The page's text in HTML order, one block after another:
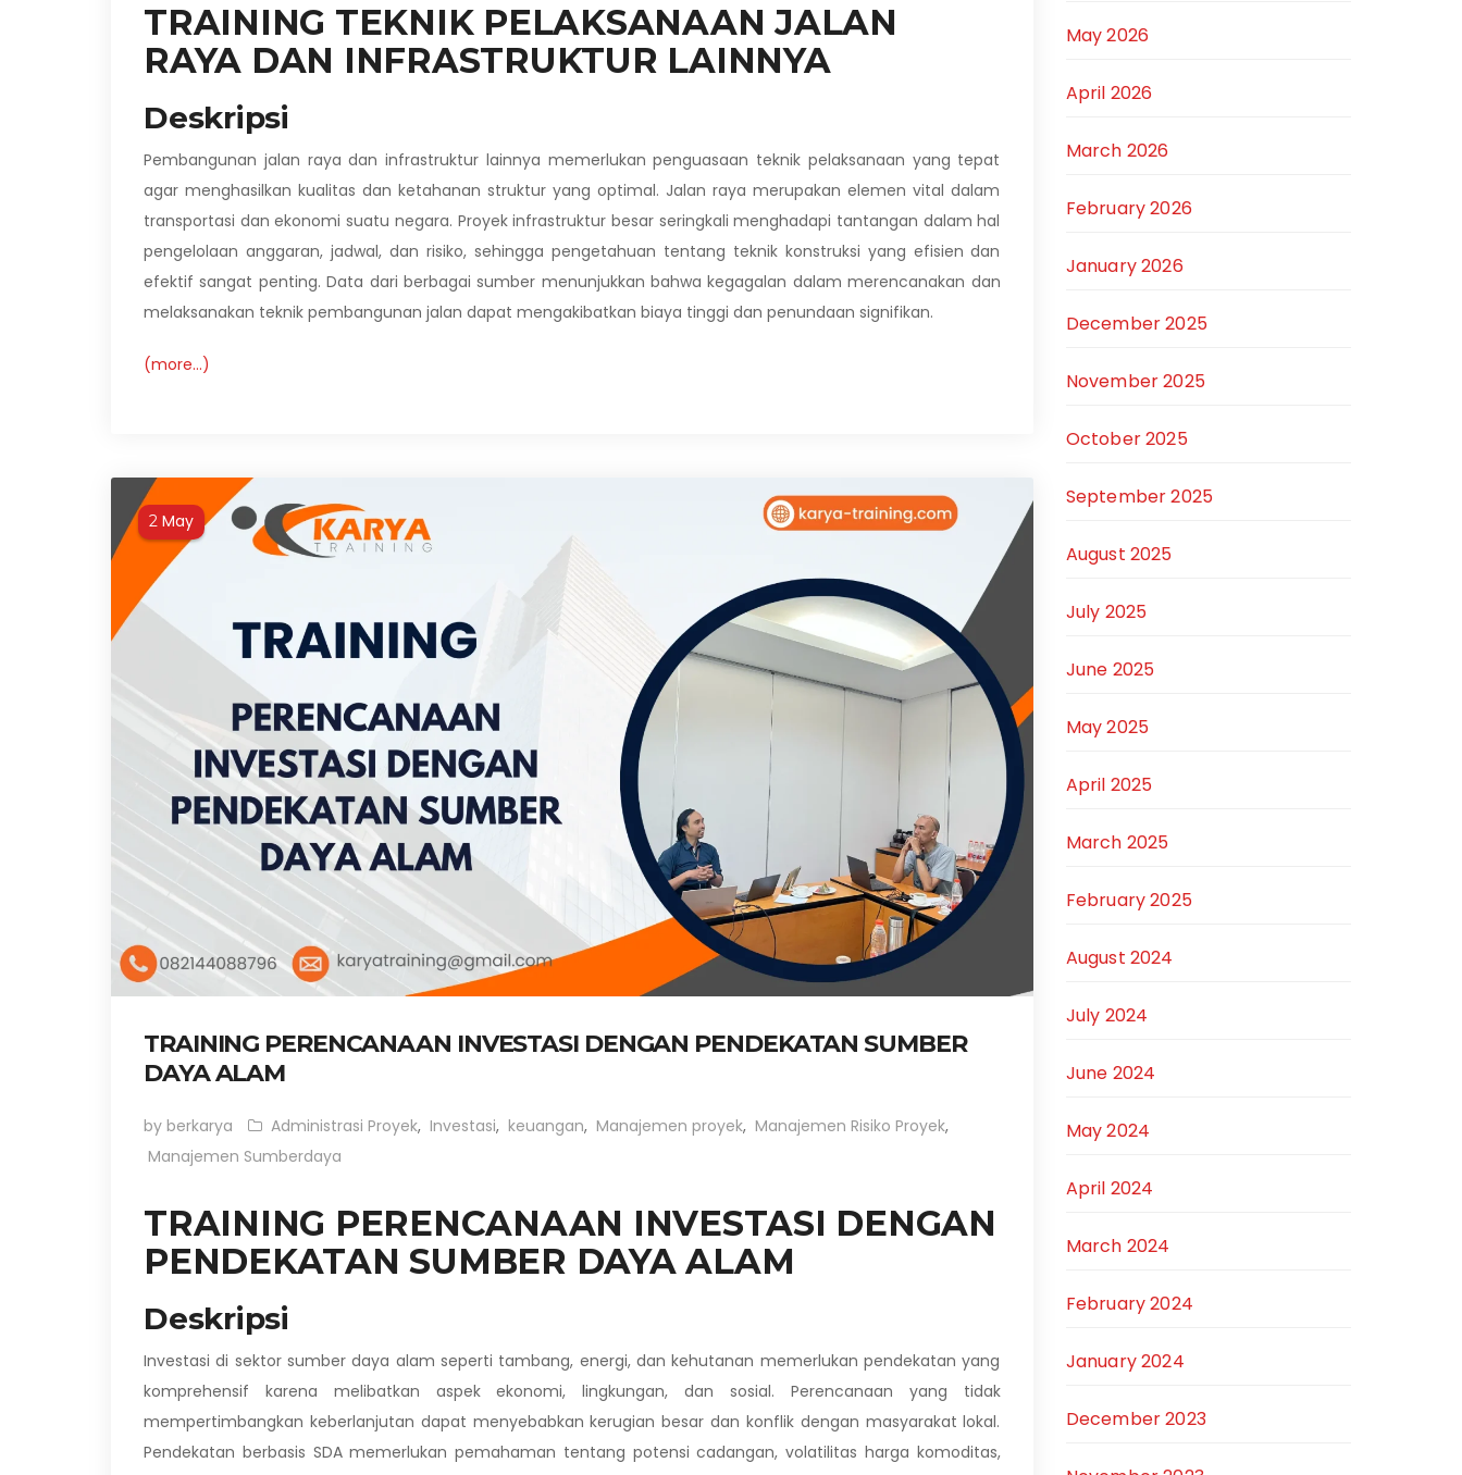
TRAINING TEKNIK PELAKSANAAN JALAN
RAYA DAN INFRASTRUKTUR LAINNYA
Deskripsi
Pembangunan jalan raya dan infrastruktur lainnya memerlukan penguasaan teknik pelaksanaan yang tepat
agar menghasilkan kualitas dan ketahanan struktur yang optimal. Jalan raya merupakan elemen vital dalam
transportasi dan ekonomi suatu negara. Proyek infrastruktur besar seringkali menghadapi tantangan dalam hal
pengelolaan anggaran, jadwal, dan risiko, sehingga pengetahuan tentang teknik konstruksi yang efisien dan
efektif sangat penting. Data dari berbagai sumber menunjukkan bahwa kegagalan dalam merencanakan dan
melaksanakan teknik pembangunan jalan dapat mengakibatkan biaya tinggi dan penundaan signifikan.
(more…)
2 May
TRAINING PERENCANAAN INVESTASI DENGAN PENDEKATAN SUMBER
DAYA ALAM
by berkarya Administrasi Proyek, Investasi, keuangan, Manajemen proyek, Manajemen Risiko Proyek,
Manajemen Sumberdaya
TRAINING PERENCANAAN INVESTASI DENGAN
PENDEKATAN SUMBER DAYA ALAM
Deskripsi
Investasi di sektor sumber daya alam seperti tambang, energi, dan kehutanan memerlukan pendekatan yang
komprehensif karena melibatkan aspek ekonomi, lingkungan, dan sosial. Perencanaan yang tidak
mempertimbangkan keberlanjutan dapat menyebabkan kerugian besar dan konflik dengan masyarakat lokal.
Pendekatan berbasis SDA memerlukan pemahaman tentang potensi cadangan, volatilitas harga komoditas,
May 2026
April 2026
March 2026
February 2026
January 2026
December 2025
November 2025
October 2025
September 2025
August 2025
July 2025
June 2025
May 2025
April 2025
March 2025
February 2025
August 2024
July 2024
June 2024
May 2024
April 2024
March 2024
February 2024
January 2024
December 2023